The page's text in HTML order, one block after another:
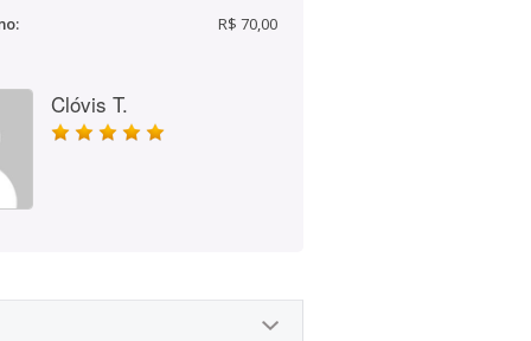
R$ 70,00
Clóvis T.